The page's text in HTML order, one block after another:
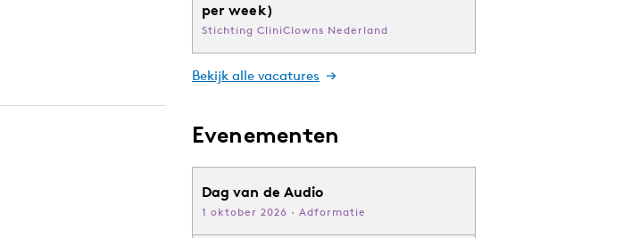
per week)
Stichting CliniClowns Nederland
Bekijk alle vacatures
Evenementen
Dag van de Audio
1 oktober 2026 · Adformatie